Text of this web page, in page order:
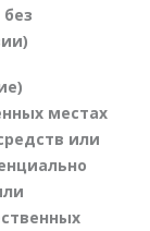
местах
или